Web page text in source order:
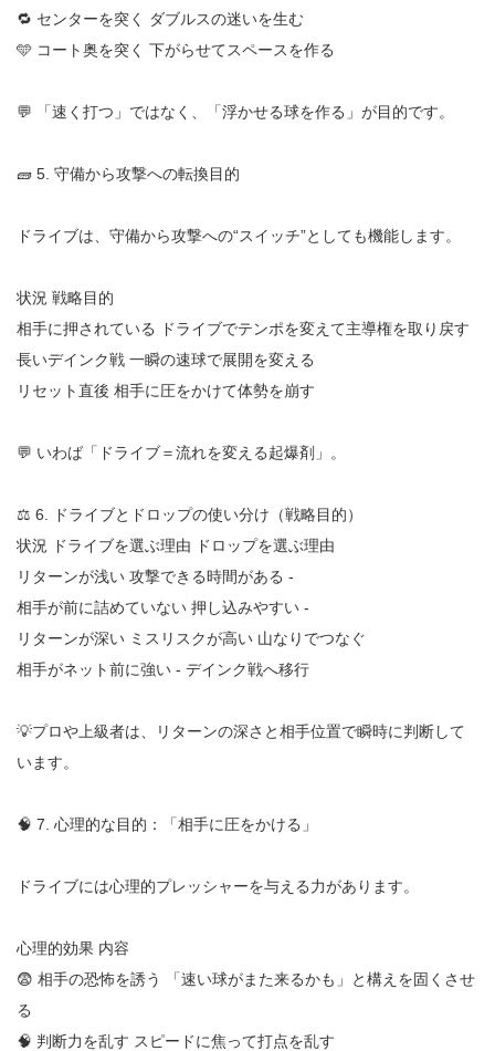
🔁 センターを突く ダブルスの迷いを生む
🩵 コート奥を突く 下がらせてスペースを作る
💬 「速く打つ」ではなく、「浮かせる球を作る」が目的です。
🧱 5. 守備から攻撃への転換目的
ドライブは、守備から攻撃への“スイッチ”としても機能します。
状況 戦略目的
相手に押されている ドライブでテンポを変えて主導権を取り戻す
長いデインク戦 一瞬の速球で展開を変える
リセット直後 相手に圧をかけて体勢を崩す
💬 いわば「ドライブ＝流れを変える起爆剤」。
⚖️ 6. ドライブとドロップの使い分け（戦略目的）
状況 ドライブを選ぶ理由 ドロップを選ぶ理由
リターンが浅い 攻撃できる時間がある -
相手が前に詰めていない 押し込みやすい -
リターンが深い ミスリスクが高い 山なりでつなぐ
相手がネット前に強い - デインク戦へ移行
💡プロや上級者は、リターンの深さと相手位置で瞬時に判断して
います。
🧠 7. 心理的な目的：「相手に圧をかける」
ドライブには心理的プレッシャーを与える力があります。
心理的効果 内容
😨 相手の恐怖を誘う 「速い球がまた来るかも」と構えを固くさせ
る
🧠 判断力を乱す スピードに焦って打点を乱す